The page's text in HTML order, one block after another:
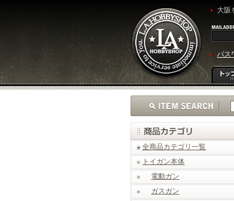
大阪
パス
全商品カテゴリ一覧
トイガン本体
電動ガン
ガスガン